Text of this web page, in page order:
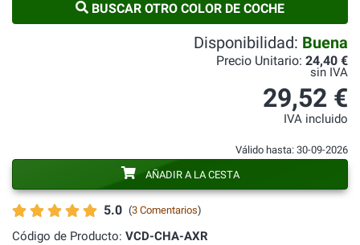
BUSCAR OTRO COLOR DE COCHE
5.0 (3 Comentarios)
Código de Producto: VCD-CHA-AXR
Disponibilidad: Buena
Precio Unitario: 24,40 €
sin IVA
29,52 €
IVA incluido
Válido hasta: 30-09-2026
AÑADIR A LA CESTA